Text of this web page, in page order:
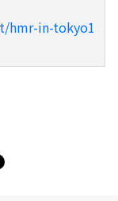
hmr-in-tokyo1